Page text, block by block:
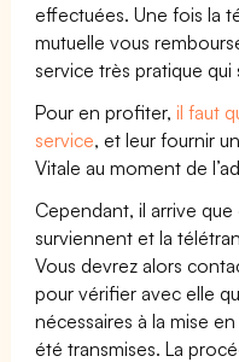
effectuées. Une fois la
mutuelle vous
service très pratique qui
Pour en profiter,il faut
service, et leur fournir
Vitale au moment de
Cependant, il arrive
surviennent et la
Vous devrez alors
pour vérifier avec elle
nécessaires à la mise
été transmises. La